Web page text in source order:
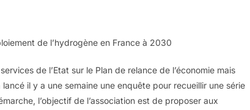
de l’hydrogène en France à 2030
de l’Etat sur le Plan de relance de l’économie mais
il y a une semaine une enquête pour recueillir une série
l’objectif de l’association est de proposer aux